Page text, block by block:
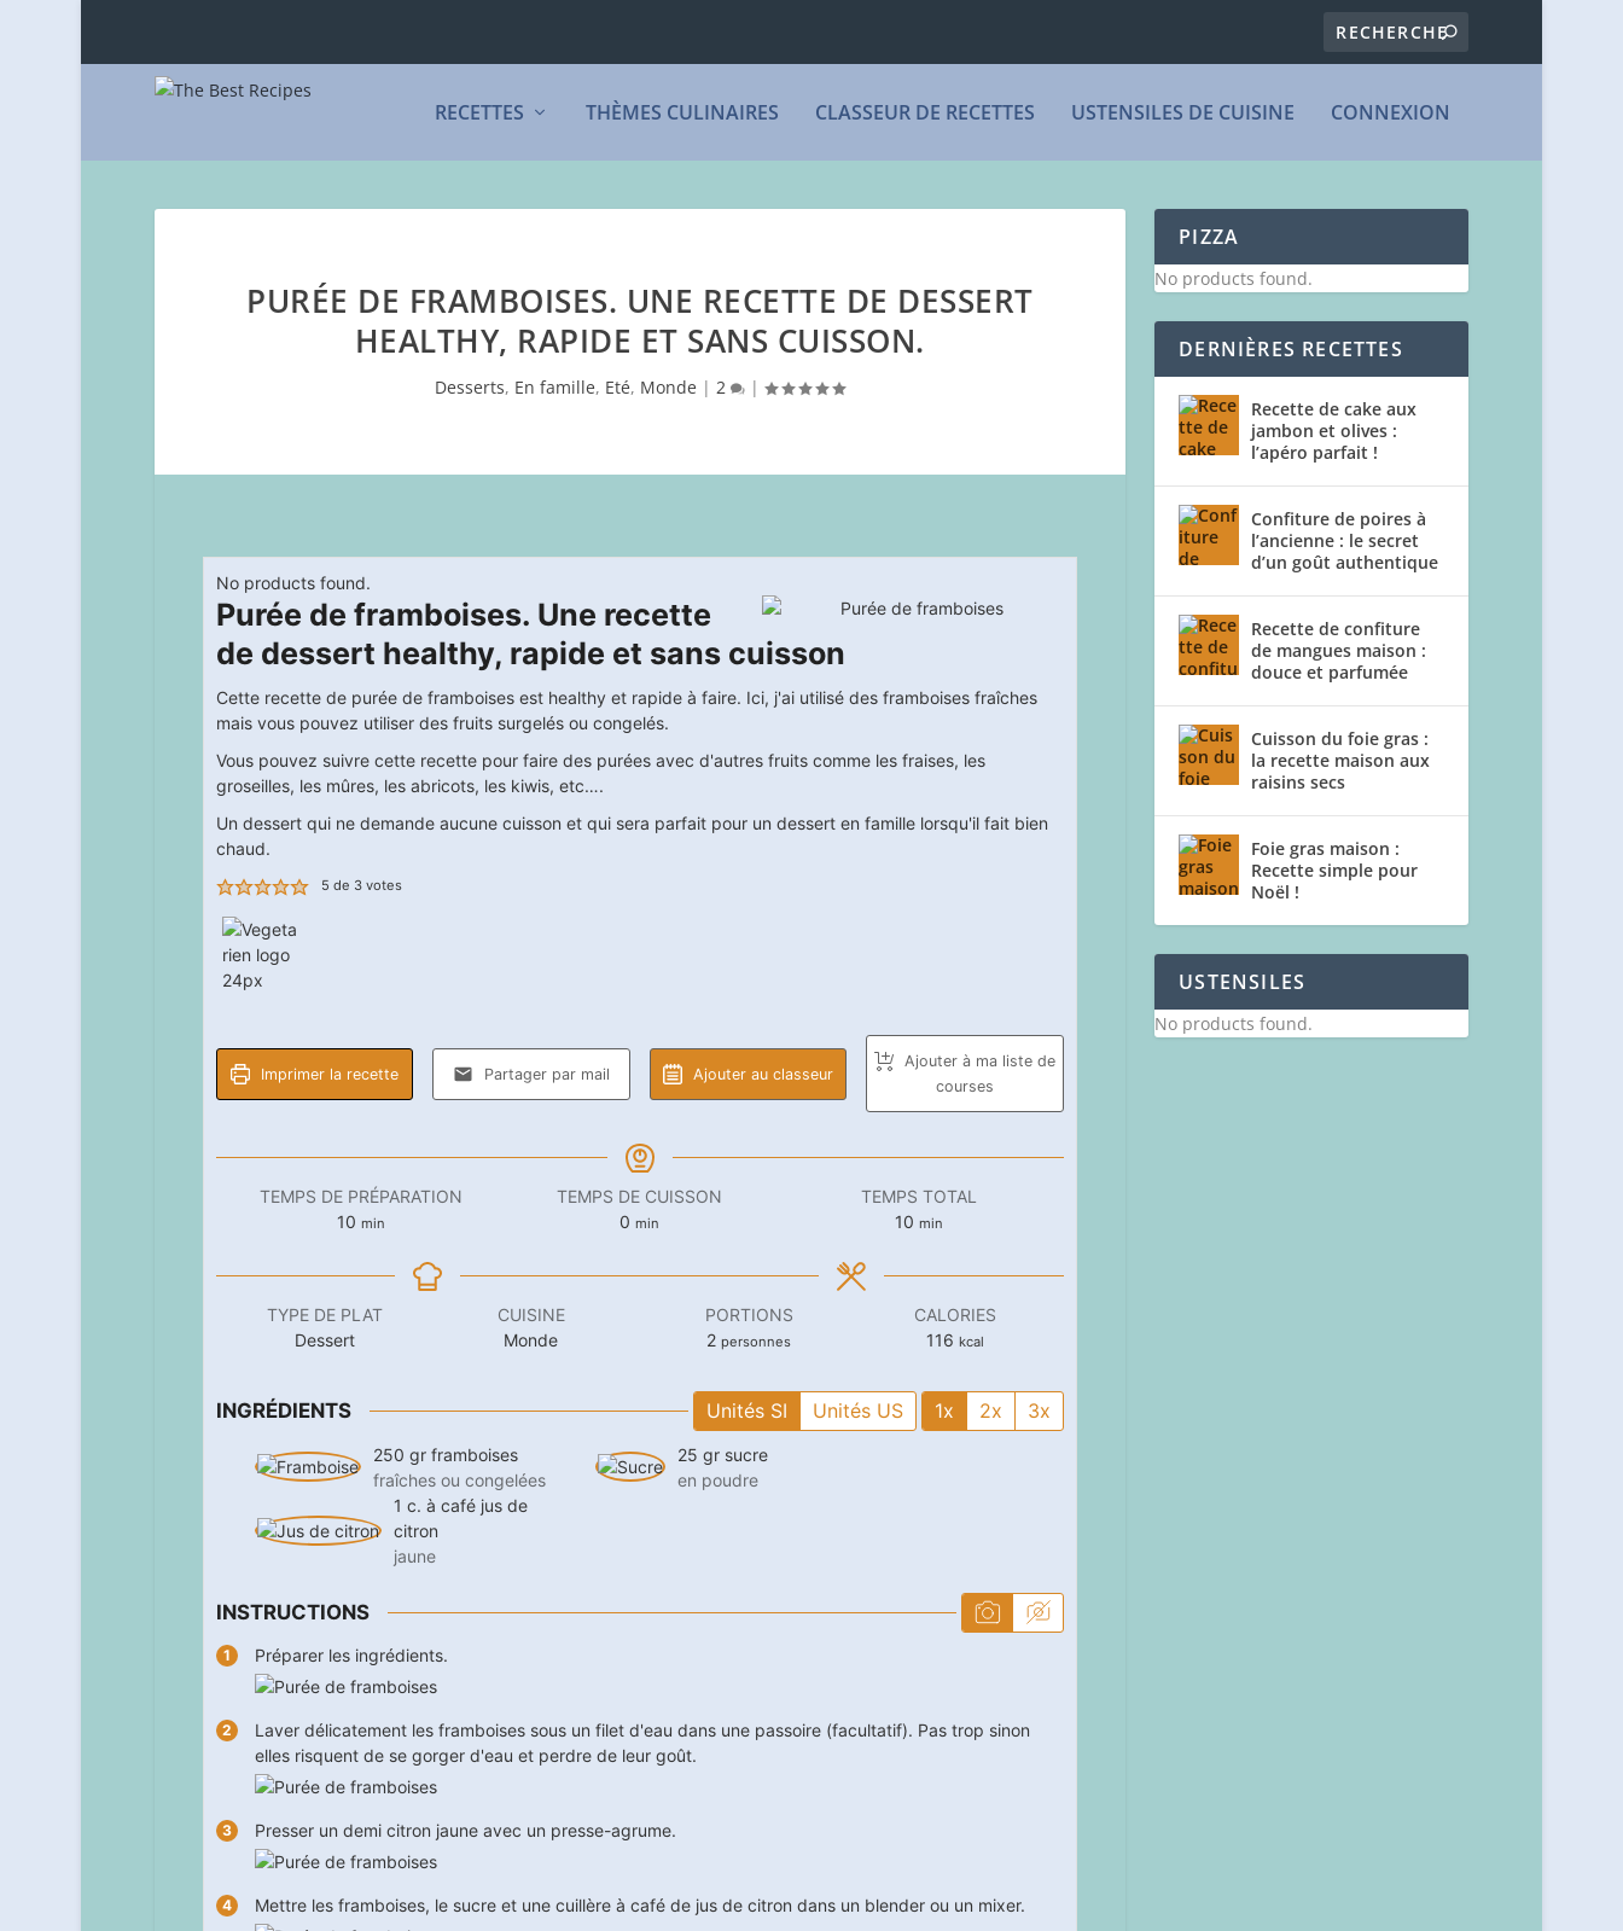
RECETTES THÈMES CULINAIRES CLASSEUR DE RECETTES USTENSILES DE CUISINE CONNEXION
PURÉE DE FRAMBOISES. UNE RECETTE DE DESSERT
HEALTHY, RAPIDE ET SANS CUISSON.
Desserts, En famille, Eté, Monde |2 |
No products found.
Purée de framboises. Une recette
de dessert healthy, rapide et sans cuisson
Cette recette de purée de framboises est healthy et rapide à faire. Ici, j'ai utilisé des framboises fraîches
mais vous pouvez utiliser des fruits surgelés ou congelés.
Vous pouvez suivre cette recette pour faire des purées avec d'autres fruits comme les fraises, les
groseilles, les mûres, les abricots, les kiwis, etc….
Un dessert qui ne demande aucune cuisson et qui sera parfait pour un dessert en famille lorsqu'il fait bien
chaud.
5 de 3votes
Imprimer la recette Partager par mail Ajouter au classeur
Ajouter à ma liste de
courses
TEMPS DE PRÉPARATION
10 minutes
min
TEMPS DE CUISSON
0 minutes
min
TEMPS TOTAL
10minutes
min
TYPE DE PLAT
Dessert
CUISINE
Monde
PORTIONS
2 personnes
CALORIES
116 kcal
INGRÉDIENTS Unités SI Unités US 1x 2x 3x
250 gr framboises
fraîches ou congelées
25 gr sucre
en poudre
1 c. à café jus de
citron
jaune
INSTRUCTIONS
Préparer les ingrédients.
Laver délicatement les framboises sous un filet d'eau dans une passoire (facultatif). Pas trop sinon
elles risquent de se gorger d'eau et perdre de leur goût.
Presser un demi citron jaune avec un presse-agrume.
Mettre les framboises, le sucre et une cuillère à café de jus de citron dans un blender ou un mixer.
PIZZA
No products found.
DERNIÈRES RECETTES
Recette de cake aux
jambon et olives :
l’apéro parfait !
Confiture de poires à
l’ancienne : le secret
d’un goût authentique
Recette de confiture
de mangues maison :
douce et parfumée
Cuisson du foie gras :
la recette maison aux
raisins secs
Foie gras maison :
Recette simple pour
Noël !
USTENSILES
No products found.